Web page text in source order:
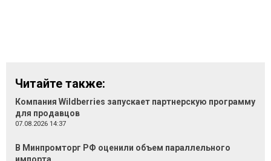
Читайте также:
Компания Wildberries запускает партнерскую программу
для продавцов
07.08.2026 14:37
В Минпромторг РФ оценили объем параллельного